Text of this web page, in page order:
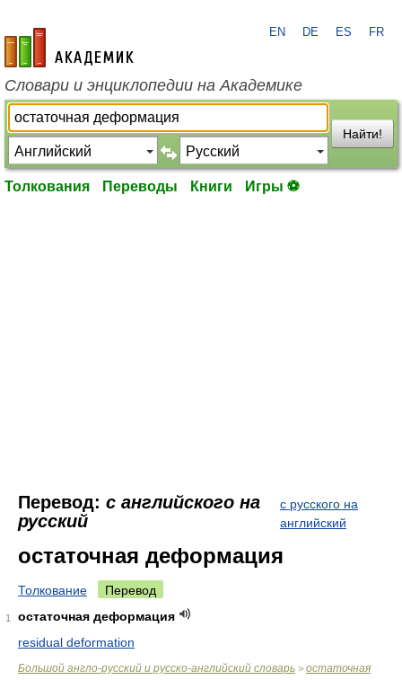
academic.ru
EN DE ES FR
Словари и энциклопедии на Академике
Найти!
Толкования Переводы Книги Игры ⚽
Перевод: с английского на
русский
с русского на
английский
остаточная деформация
Толкование Перевод
1
остаточная деформация
residual deformation
Большой англо-русский и русско-английский словарь > остаточная